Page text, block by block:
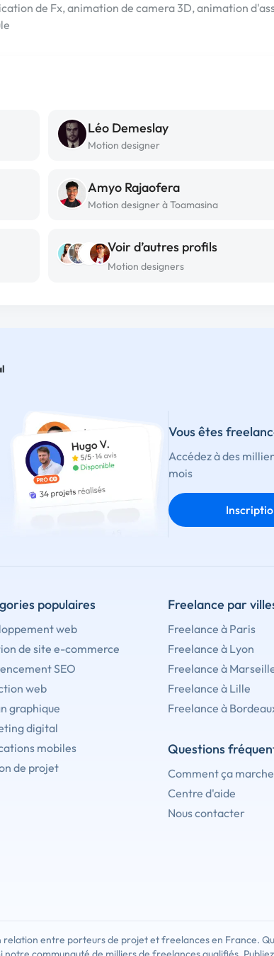
de Fx, animation de camera 3D, animation
Léo Demeslay
Motion designer
Amyo Rajaofera
Motion designer à Toamasina
Voir d’autres profils
Motion designers
Vous êtes
Accédez à des
mois
populaires
web
de site e-commerce
SEO
web
graphique
digital
mobiles
de projet
Freelance par
Freelance à Paris
Freelance à Lyon
Freelance à
Freelance à Lille
Freelance à
Questions
Comment ça
Centre d'aide
Nous contacter
entre porteurs de projet et freelances en France.